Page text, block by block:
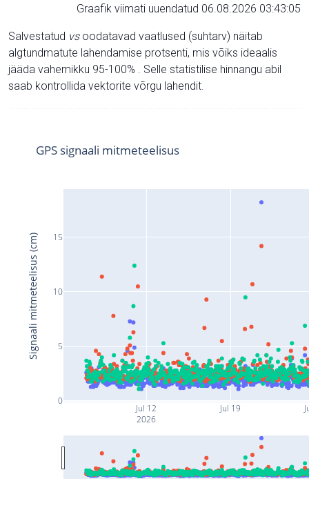
Graafik viimati uuendatud 06.08.2026 03:43:05
Salvestatud vsoodatavad vaatlused (suhtarv) näitab
algtundmatute lahendamise protsenti, mis võiks ideaalis
jääda vahemikku 95-100% . Selle statistilise hinnangu abil
saab kontrollida vektorite võrgu lahendit.
Jul 12
2026
Jul 19
0
5
10
15
GPS signaali mitmeteelisus
Signaali mitmeteelisus (cm)